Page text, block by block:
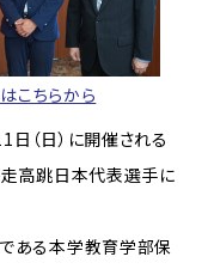
こちらから
（日）に開催される
走高跳日本代表選手に
ある本学教育学部保